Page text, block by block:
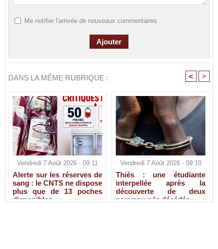
Me notifier l'arrivée de nouveaux commentaires
DANS LA MÊME RUBRIQUE : < >
Vendredi 7 Août 2026 - 09:11
Alerte sur les réserves de
sang : le CNTS ne dispose
plus que de 13 poches
disponibles
Vendredi 7 Août 2026 - 09:10
Thiès : une étudiante
interpellée après la
découverte de deux
nouveau-nés décédés